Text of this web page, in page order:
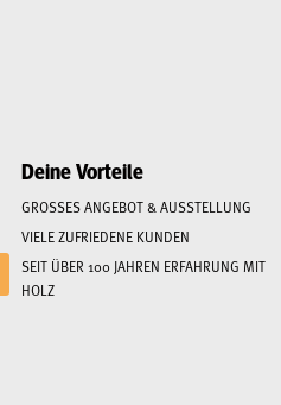
Deine Vorteile
GROSSES ANGEBOT & AUSSTELLUNG
VIELE ZUFRIEDENE KUNDEN
SEIT ÜBER 100 JAHREN ERFAHRUNG MIT
HOLZ